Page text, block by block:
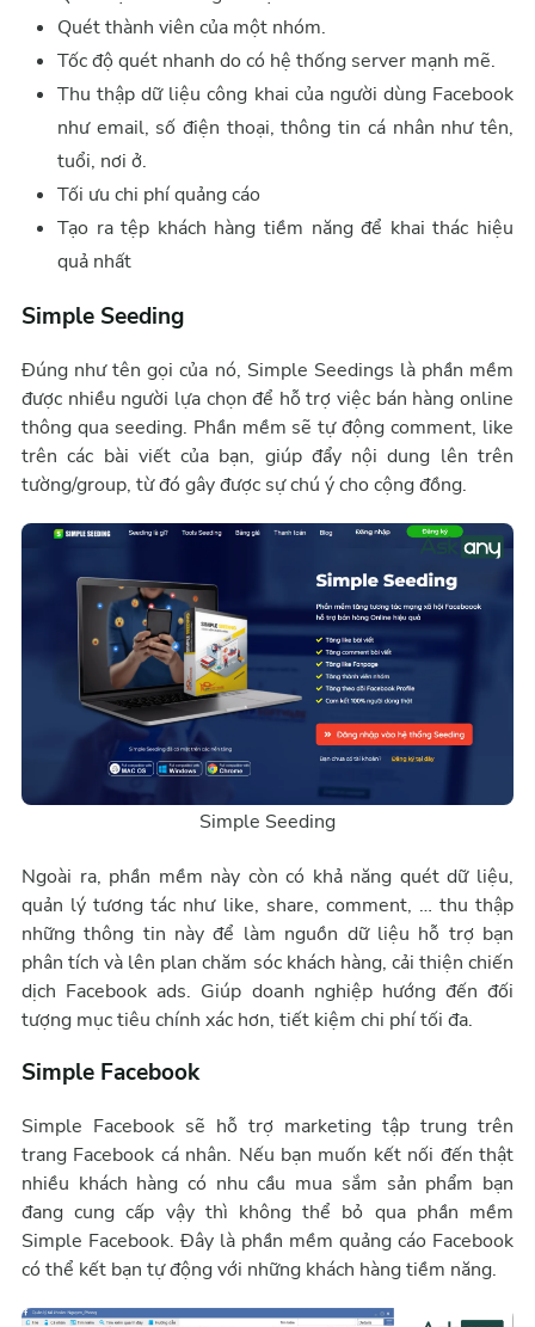
Quét thành viên của một nhóm.
Tốc độ quét nhanh do có hệ thống server mạnh mẽ.
Thu thập dữ liệu công khai của người dùng Facebook
như email, số điện thoại, thông tin cá nhân như tên,
tuổi, nơi ở.
Tối ưu chi phí quảng cáo
Tạo ra tệp khách hàng tiềm năng để khai thác hiệu
quả nhất
Simple Seeding
Đúng như tên gọi của nó, Simple Seedings là phần mềm
được nhiều người lựa chọn để hỗ trợ việc bán hàng online
thông qua seeding. Phần mềm sẽ tự động comment, like
trên các bài viết của bạn, giúp đẩy nội dung lên trên
tường/group, từ đó gây được sự chú ý cho cộng đồng.
Simple Seeding
Ngoài ra, phần mềm này còn có khả năng quét dữ liệu,
quản lý tương tác như like, share, comment, … thu thập
những thông tin này để làm nguồn dữ liệu hỗ trợ bạn
phân tích và lên plan chăm sóc khách hàng, cải thiện chiến
dịch Facebook ads. Giúp doanh nghiệp hướng đến đối
tượng mục tiêu chính xác hơn, tiết kiệm chi phí tối đa.
Simple Facebook
Simple Facebook sẽ hỗ trợ marketing tập trung trên
trang Facebook cá nhân. Nếu bạn muốn kết nối đến thật
nhiều khách hàng có nhu cầu mua sắm sản phẩm bạn
đang cung cấp vậy thì không thể bỏ qua phần mềm
Simple Facebook. Đây là phần mềm quảng cáo Facebook
có thể kết bạn tự động với những khách hàng tiềm năng.